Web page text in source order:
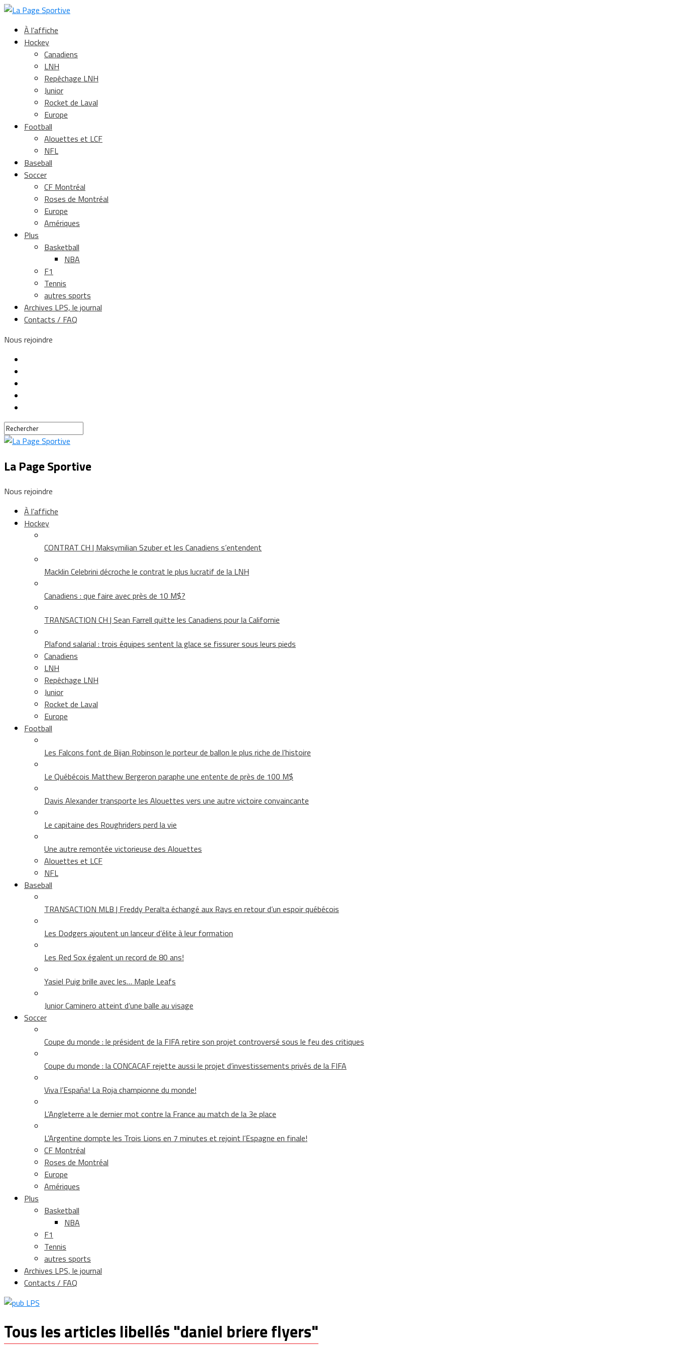
À l’affiche
Hockey
Canadiens
LNH
Repêchage LNH
Junior
Rocket de Laval
Europe
Football
Alouettes et LCF
NFL
Baseball
Soccer
CF Montréal
Roses de Montréal
Europe
Amériques
Plus
Basketball
NBA
F1
Tennis
autres sports
Archives LPS, le journal
Contacts / FAQ
Nous rejoindre
La Page Sportive
Nous rejoindre
À l’affiche
Hockey
CONTRAT CH | Maksymilian Szuber et les Canadiens s’entendent
Macklin Celebrini décroche le contrat le plus lucratif de la LNH
Canadiens : que faire avec près de 10 M$?
TRANSACTION CH | Sean Farrell quitte les Canadiens pour la Californie
Plafond salarial : trois équipes sentent la glace se fissurer sous leurs pieds
Canadiens
LNH
Repêchage LNH
Junior
Rocket de Laval
Europe
Football
Les Falcons font de Bijan Robinson le porteur de ballon le plus riche de l’histoire
Le Québécois Matthew Bergeron paraphe une entente de près de 100 M$
Davis Alexander transporte les Alouettes vers une autre victoire convaincante
Le capitaine des Roughriders perd la vie
Une autre remontée victorieuse des Alouettes
Alouettes et LCF
NFL
Baseball
TRANSACTION MLB | Freddy Peralta échangé aux Rays en retour d’un espoir québécois
Les Dodgers ajoutent un lanceur d’élite à leur formation
Les Red Sox égalent un record de 80 ans!
Yasiel Puig brille avec les… Maple Leafs
Junior Caminero atteint d’une balle au visage
Soccer
Coupe du monde : le président de la FIFA retire son projet controversé sous le feu des critiques
Coupe du monde : la CONCACAF rejette aussi le projet d’investissements privés de la FIFA
Viva l’España! La Roja championne du monde!
L’Angleterre a le dernier mot contre la France au match de la 3e place
L’Argentine dompte les Trois Lions en 7 minutes et rejoint l’Espagne en finale!
CF Montréal
Roses de Montréal
Europe
Amériques
Plus
Basketball
NBA
F1
Tennis
autres sports
Archives LPS, le journal
Contacts / FAQ
Tous les articles libellés "daniel briere flyers"